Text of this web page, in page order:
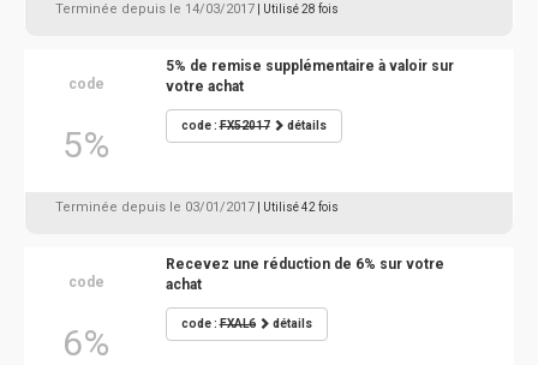
Terminée depuis le 14/03/2017 | Utilisé 28 fois
code
5%
5% de remise supplémentaire à valoir sur
votre achat
code :FX52017 détails
Terminée depuis le 03/01/2017 | Utilisé 42 fois
code
6%
Recevez une réduction de 6% sur votre
achat
code :FXAL6 détails